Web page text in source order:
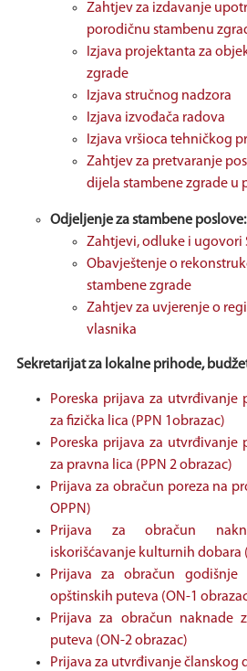
Zahtjev za izdavanje
porodičnu stambenu
Izjava projektanta za
zgrade
Izjava stručnog nadzora
Izjava izvođača radova
Izjava vršioca tehničkog
Zahtjev za pretvaranje
dijela stambene zgrade u
Odjeljenje za stambene poslove:
Zahtjevi, odluke i ugovori
Obavještenje o
stambene zgrade
Zahtjev za uvjerenje o
vlasnika
Sekretarijat za lokalne prihode,
Poreska prijava za utvrđivanje
za fizička lica (PPN 1obrazac)
Poreska prijava za utvrđivanje
za pravna lica (PPN 2 obrazac)
Prijava za obračun poreza na
OPPN)
Prijava za obračun
iskorišćavanje kulturnih dobara
Prijava za obračun godišnje
opštinskih puteva (ON-1
Prijava za obračun naknade
puteva (ON-2 obrazac)
Prijava za utvrđivanje članskog